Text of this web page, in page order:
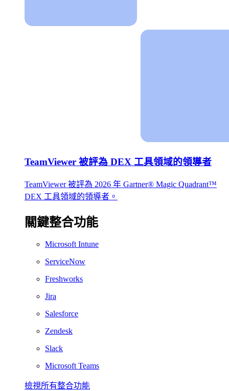
TeamViewer 被評為 DEX 工具領域的領導者
TeamViewer 被評為 2026 年 Gartner® Magic Quadrant™
DEX 工具領域的領導者。
關鍵整合功能
Microsoft Intune
ServiceNow
Freshworks
Jira
Salesforce
Zendesk
Slack
Microsoft Teams
檢視所有整合功能